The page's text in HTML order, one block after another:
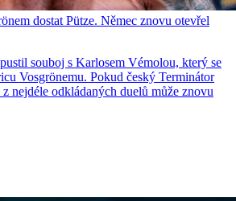
dostat Pütze. Němec znovu otevřel
souboj s Karlosem Vémolou, který se
Vosgrönemu. Pokud český Terminátor
nejdéle odkládaných duelů může znovu